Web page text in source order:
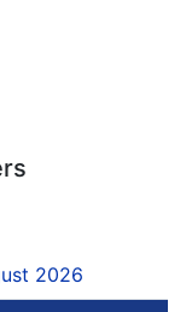
2026